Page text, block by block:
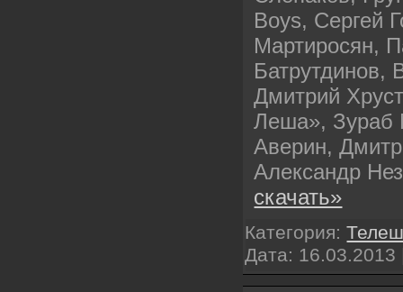
Boys, Сергей
Мартиросян,
Батрутдинов,
Дмитрий
Леша», Зураб
Аверин,
Александр
скачать»
Категория:
Дата: 16.03.2013